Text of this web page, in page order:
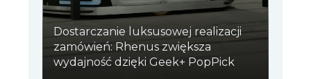
Dostarczanie luksusowej realizacji
zamówień: Rhenus zwiększa
wydajność dzięki Geek+ PopPick